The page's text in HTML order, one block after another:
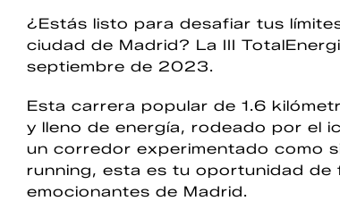
¿Estás listo para desafiar tus
ciudad de Madrid? La III
septiembre de 2023.
Esta carrera popular de 1.6
y lleno de energía, rodeado por el
un corredor experimentado como
running, esta es tu oportunidad
emocionantes de Madrid.